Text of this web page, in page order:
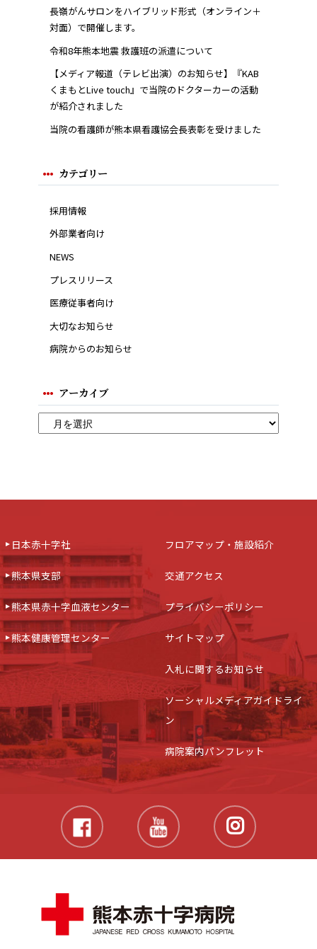
長嶺がんサロンをハイブリッド形式（オンライン＋
対面）で開催します。
令和8年熊本地震 救護班の派遣について
【メディア報道（テレビ出演）のお知らせ】『KAB
くまもとLive touch』で当院のドクターカーの活動
が紹介されました
当院の看護師が熊本県看護協会長表彰を受けました
カテゴリー
採用情報
外部業者向け
NEWS
プレスリリース
医療従事者向け
大切なお知らせ
病院からのお知らせ
アーカイブ
日本赤十字社
熊本県支部
熊本県赤十字血液センター
熊本健康管理センター
フロアマップ・施設紹介
交通アクセス
プライバシーポリシー
サイトマップ
入札に関するお知らせ
ソーシャルメディアガイドライ
ン
病院案内パンフレット